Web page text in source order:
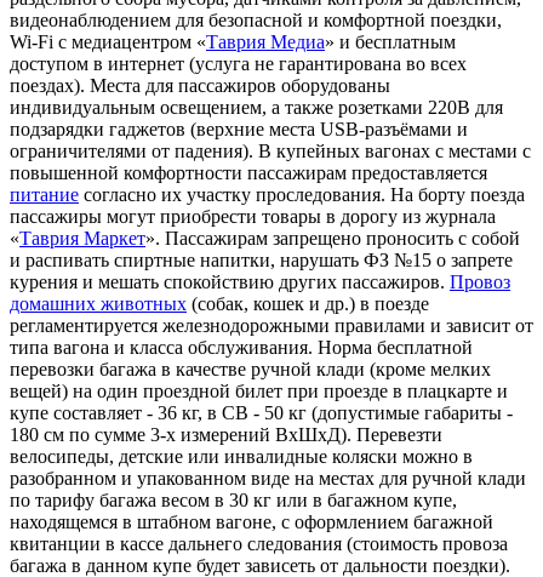
видеонаблюдением для безопасной и комфортной поездки,
Wi-Fi с медиацентром «Таврия Медиа» и бесплатным
доступом в интернет (услуга не гарантирована во всех
поездах). Места для пассажиров оборудованы
индивидуальным освещением, а также розетками 220В для
подзарядки гаджетов (верхние места USB-разъёмами и
ограничителями от падения). В купейных вагонах с местами с
повышенной комфортности пассажирам предоставляется
питание согласно их участку проследования. На борту поезда
пассажиры могут приобрести товары в дорогу из журнала
«Таврия Маркет». Пассажирам запрещено проносить с собой
и распивать спиртные напитки, нарушать ФЗ №15 о запрете
курения и мешать спокойствию других пассажиров. Провоз
домашних животных (собак, кошек и др.) в поезде
регламентируется железнодорожными правилами и зависит от
типа вагона и класса обслуживания. Норма бесплатной
перевозки багажа в качестве ручной клади (кроме мелких
вещей) на один проездной билет при проезде в плацкарте и
купе составляет - 36 кг, в СВ - 50 кг (допустимые габариты -
180 см по сумме 3-х измерений ВxШxД). Перевезти
велосипеды, детские или инвалидные коляски можно в
разобранном и упакованном виде на местах для ручной клади
по тарифу багажа весом в 30 кг или в багажном купе,
находящемся в штабном вагоне, с оформлением багажной
квитанции в кассе дальнего следования (стоимость провоза
багажа в данном купе будет зависеть от дальности поездки).